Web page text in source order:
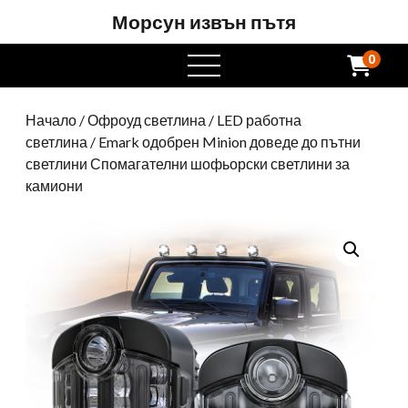
Морсун извън пътя
Отворете
менюто
0
Начало /Офроуд светлина / LED работна
светлина / Emark одобрен Minion доведе до пътни
светлини Спомагателни шофьорски светлини за
камиони